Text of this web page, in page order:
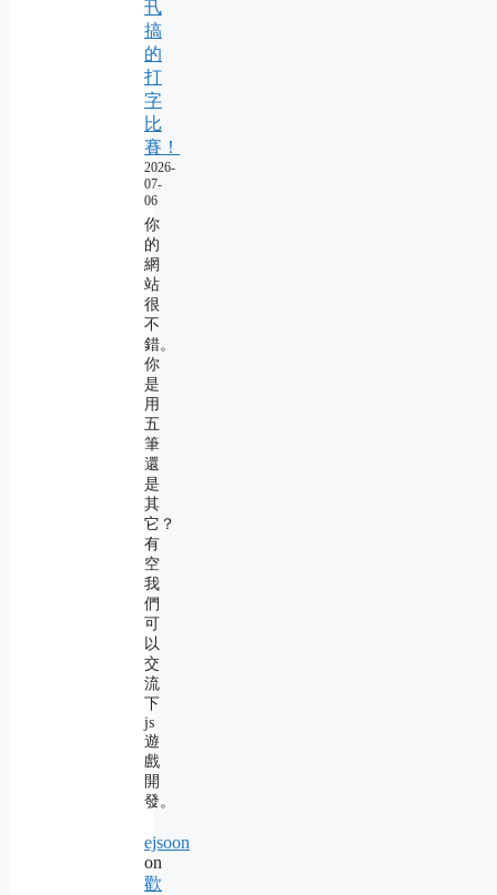
卂
搞
的
打
字
比
賽！
2026-
07-
06
你
的
網
站
很
不
錯。
你
是
用
五
筆
還
是
其
它？
有
空
我
們
可
以
交
流
下
js
遊
戲
開
發。
ejsoon
on
歡